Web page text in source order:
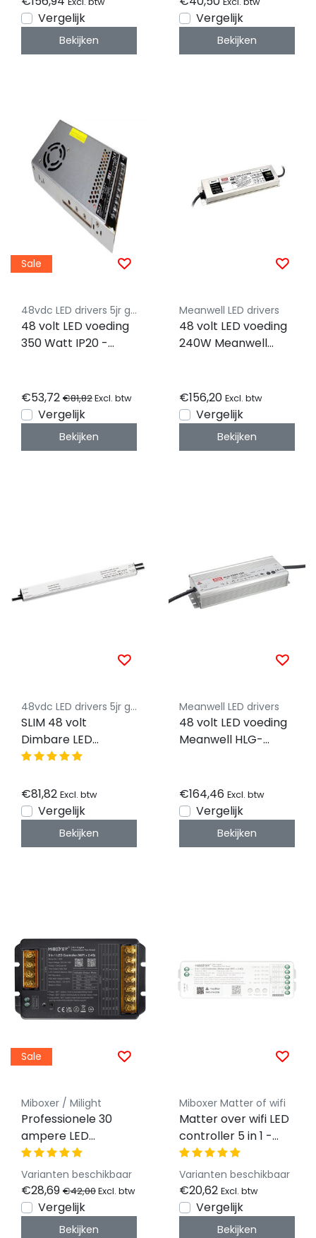
Vergelijk
Bekijken
Vergelijk
Bekijken
Sale
48vdc LED drivers 5jr garantie
48 volt LED voeding
350 Watt IP20 -
€53,72 €81,82Excl. btw
Vergelijk
Bekijken
Meanwell LED drivers
48 volt LED voeding
240W Meanwell
€156,20 Excl. btw
Vergelijk
Bekijken
48vdc LED drivers 5jr garantie
SLIM 48 volt
Dimbare LED
voeding 240W
IP67
€81,82 Excl. btw
Vergelijk
Bekijken
Meanwell LED drivers
48 volt LED voeding
Meanwell HLG-
€164,46 Excl. btw
Vergelijk
Bekijken
Sale
Miboxer / Milight
Professionele 30
ampere LED
controller 5 in 1 -
Single Color/Dual
White/RGB/RGBW/RGBWW/RGBCCT
LED strips 12-24-48v
- HW5
Varianten beschikbaar
€28,69 €42,00Excl. btw
Vergelijk
Bekijken
Miboxer Matter of wifi
Matter over wifi LED
controller 5 in 1 -
voor Single
Color/Dual
White/RGB/RGBW/
LED strips 12-24-48v
- ML5
Varianten beschikbaar
€20,62 Excl. btw
Vergelijk
Bekijken